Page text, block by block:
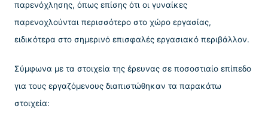
παρενόχλησης, όπως επίσης ότι οι γυναίκες
παρενοχλούνται περισσότερο στο χώρο εργασίας,
ειδικότερα στο σημερινό επισφαλές εργασιακό περιβάλλον.
Σύμφωνα με τα στοιχεία της έρευνας σε ποσοστιαίο επίπεδο
για τους εργαζόμενους διαπιστώθηκαν τα παρακάτω
στοιχεία: